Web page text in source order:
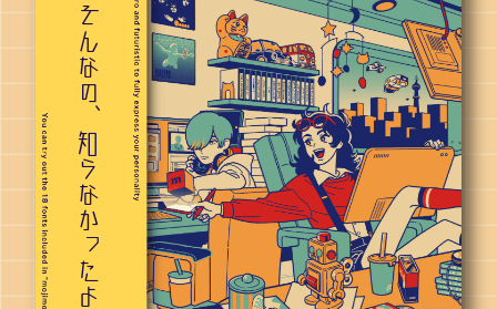
そんなの、知らなかったよ